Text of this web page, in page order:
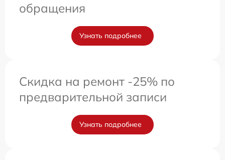
обращения
Узнать подробнее
Скидка на ремонт -25% по
предварительной записи
Узнать подробнее